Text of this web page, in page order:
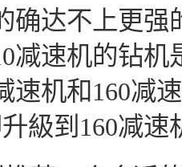
确达不上更
减速机的钻
速机和160减
級到160减速